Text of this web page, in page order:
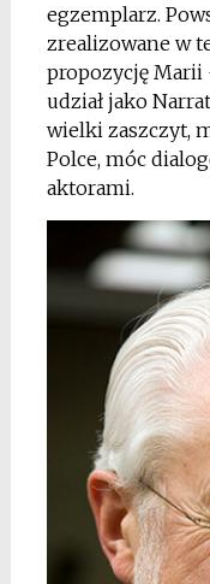
egzemplarz.
zrealizowane w
propozycję Marii
udział jako
wielki zaszczyt,
Polce, móc
aktorami.